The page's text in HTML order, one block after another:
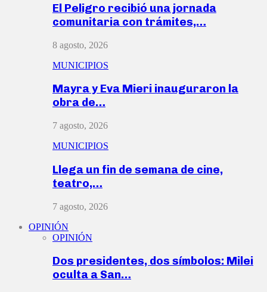
El Peligro recibió una jornada
comunitaria con trámites,…
8 agosto, 2026
MUNICIPIOS
Mayra y Eva Mieri inauguraron la
obra de…
7 agosto, 2026
MUNICIPIOS
Llega un fin de semana de cine,
teatro,…
7 agosto, 2026
OPINIÓN
OPINIÓN
Dos presidentes, dos símbolos: Milei
oculta a San…